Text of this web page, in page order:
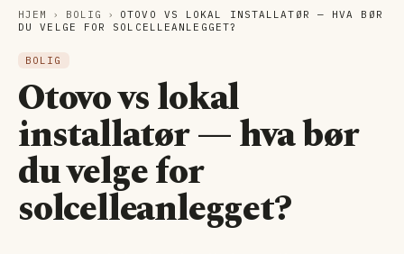
HJEM › BOLIG ›
OTOVO VS LOKAL INSTALLATØR — HVA BØR
DU VELGE FOR SOLCELLEANLEGGET?
BOLIG
Otovo vs lokal
installatør — hva bør
du velge for
solcelleanlegget?